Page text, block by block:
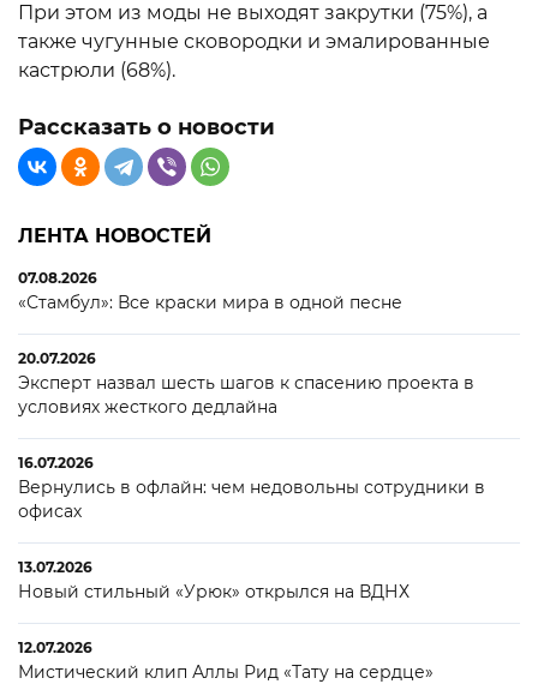
При этом из моды не выходят закрутки (75%), а
также чугунные сковородки и эмалированные
кастрюли (68%).
Рассказать о новости
ЛЕНТА НОВОСТЕЙ
07.08.2026
«Стамбул»: Все краски мира в одной песне
20.07.2026
Эксперт назвал шесть шагов к спасению проекта в
условиях жесткого дедлайна
16.07.2026
Вернулись в офлайн: чем недовольны сотрудники в
офисах
13.07.2026
Новый стильный «Урюк» открылся на ВДНХ
12.07.2026
Мистический клип Аллы Рид «Тату на сердце»